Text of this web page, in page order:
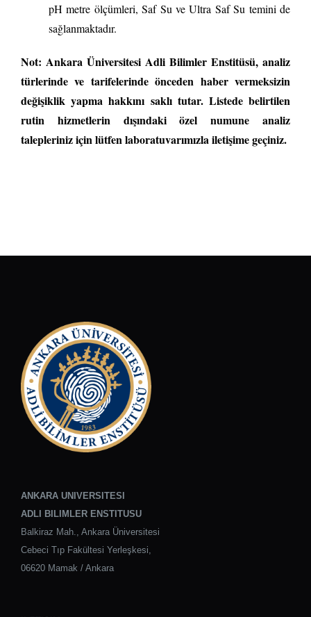
pH metre ölçümleri, Saf Su ve Ultra Saf Su temini de
sağlanmaktadır.
Not: Ankara Üniversitesi Adli Bilimler Enstitüsü, analiz
türlerinde ve tarifelerinde önceden haber vermeksizin
değişiklik yapma hakkını saklı tutar. Listede belirtilen
rutin hizmetlerin dışındaki özel numune analiz
talepleriniz için lütfen laboratuvarımızla iletişime geçiniz.
ANKARA UNIVERSITESI
ADLI BILIMLER ENSTITUSU
Balkiraz Mah., Ankara Üniversitesi
Cebeci Tıp Fakültesi Yerleşkesi,
06620 Mamak / Ankara